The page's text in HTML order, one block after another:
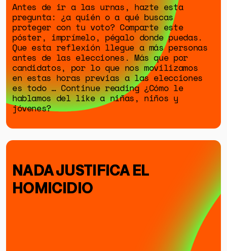
Antes de ir a las urnas, hazte esta
pregunta: ¿a quién o a qué buscas
proteger con tu voto? Comparte este
póster, imprímelo, pégalo donde puedas.
Que esta reflexión llegue a más personas
antes de las elecciones. Más que por
candidatos, por lo que nos movilizamos
en estas horas previas a las elecciones
es todo … Continue reading ¿Cómo le
hablamos del like a niñas, niños y
jóvenes?
NADA JUSTIFICA EL
HOMICIDIO